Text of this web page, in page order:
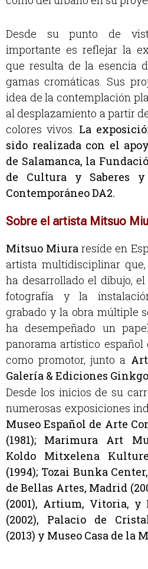
Desde su punto de
importante es reflejar la
que resulta de la esencia
gamas cromáticas. Sus
idea de la contemplación
al desplazamiento a partir
colores vivos. La
sido realizada con el
de Salamanca, la
de Cultura y Saberes
Contemporáneo DA2.
Sobre el artista Mitsuo
Mitsuo Miura reside en
artista multidisciplinar
ha desarrollado el dibujo,
fotografía y la
grabado y la obra múltiple
ha desempeñado un
panorama artístico
como promotor, junto a
Galería & Ediciones Ginkgo
Desde los inicios de su
numerosas exposiciones
Museo Español de Arte
(1981); Marimura Art
Koldo Mitxelena
(1994); Tozai Bunka
de Bellas Artes, Madrid
(2001), Artium, Vitoria, y
(2002), Palacio de
(2013) y Museo Casa de la